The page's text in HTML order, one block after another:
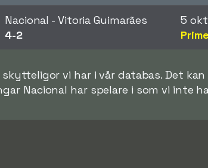
Nacional - Vitoria Guimarães
4-2
5
vi har i vår databas. Det
Nacional har spelare i som vi inte